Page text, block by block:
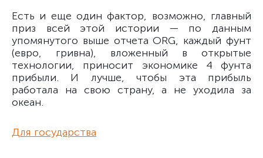
Есть и еще один фактор, возможно, главный
приз всей этой истории — по данным
упомянутого выше отчета ORG, каждый фунт
(евро, гривна), вложенный в открытые
технологии, приносит экономике 4 фунта
прибыли. И лучше, чтобы эта прибыль
работала на свою страну, а не уходила за
океан.
Для государства